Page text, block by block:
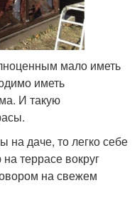
мало иметь
иметь
И такую
на даче, то легко себе
террасе вокруг
на свежем